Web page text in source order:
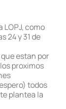
LOPJ, como
24 y 31 de
estan por
proximos
todos
plantea la